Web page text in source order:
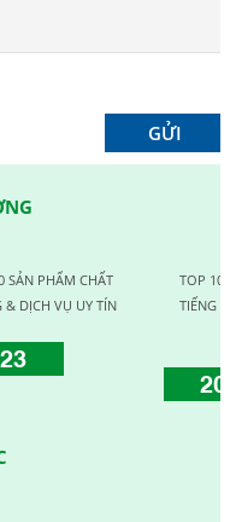
SẢN PHẨM CHẤT
& DỊCH VỤ UY TÍN
TOP 10
TIẾNG